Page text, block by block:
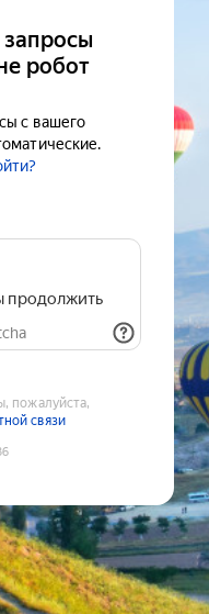
робот
с вашего
продолжить
пожалуйста,
связи